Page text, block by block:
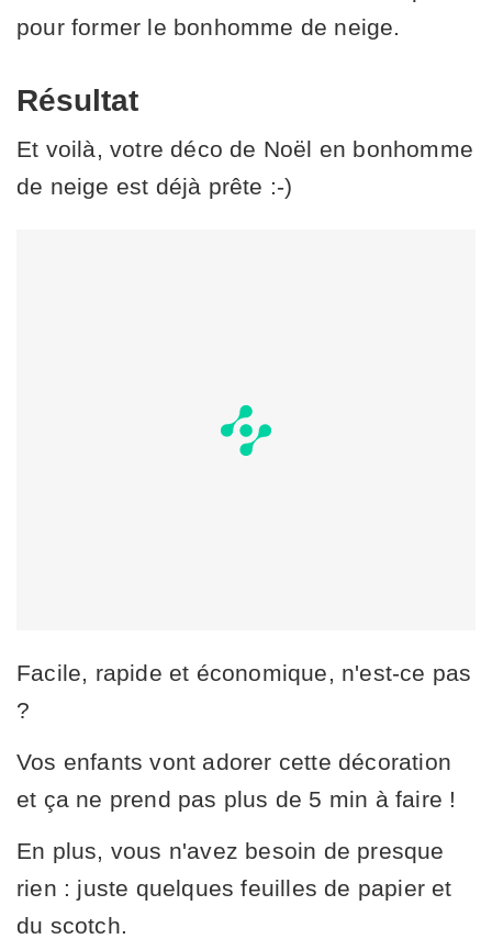
pour former le bonhomme de neige.
Résultat
Et voilà, votre déco de Noël en bonhomme
de neige est déjà prête :-)
Facile, rapide et économique, n'est-ce pas
?
Vos enfants vont adorer cette décoration
et ça ne prend pas plus de 5 min à faire !
En plus, vous n'avez besoin de presque
rien : juste quelques feuilles de papier et
du scotch.